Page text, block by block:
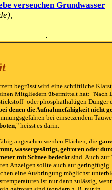
verseuchen Grundwasser
.
begrüsst wird eine schriftliche
Mitgliedern übermittelt hat: "Nach
oder phosphathaltigen Dünger
denen die Aufnahmefähigkeit nicht
bei einsetzendem
," heisst es darin.
angesehen werden Flächen, die
wassergesättigt, gefroren oder
mit Schnee bedecktsind. Auch zur
Anzeigen sollte auch auf geringfügig
eine Ausbringung möglichst
ist nur dann zulässig,